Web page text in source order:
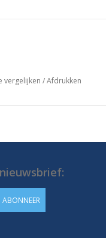
contact met ons
vergelijken /Afdrukken
ABONNEER